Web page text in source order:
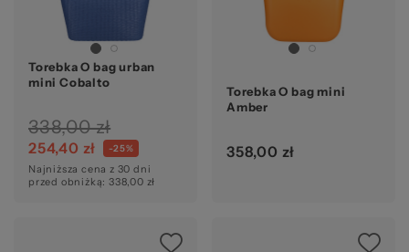
Torebka O bag urban
mini Cobalto
338,00 zł
254,40 zł -25%
Najniższa cena z 30 dni
przed obniżką: 338,00 zł
Torebka O bag mini
Amber
358,00 zł